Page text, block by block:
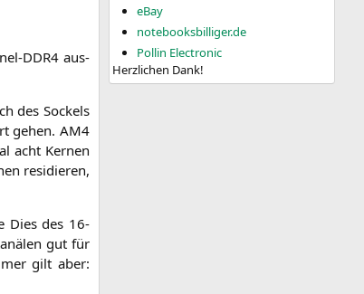
DDR4 aus­
des Sockels
gehen.AM4
acht Ker­nen
resi­die­ren,
Dies des 16-
gut für
gilt aber:
eBay
notebooksbilliger.de
Pollin Electronic
Herzlichen Dank!